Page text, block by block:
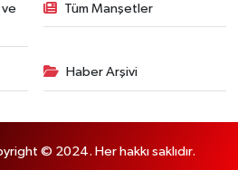
ve
Tüm Manşetler
Haber Arşivi
© 2024. Her hakkı saklıdır.